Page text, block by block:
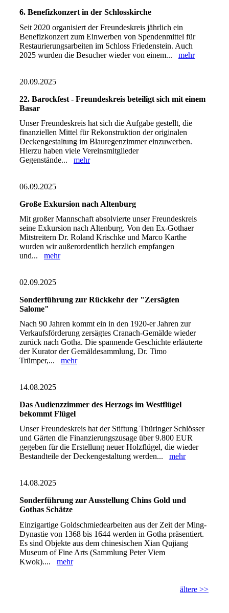
6. Benefizkonzert in der Schlosskirche
Seit 2020 organisiert der Freundeskreis jährlich ein
Benefizkonzert zum Einwerben von Spendenmittel für
Restaurierungsarbeiten im Schloss Friedenstein. Auch
2025 wurden die Besucher wieder von einem... mehr
20.09.2025
22. Barockfest - Freundeskreis beteiligt sich mit einem
Basar
Unser Freundeskreis hat sich die Aufgabe gestellt, die
finanziellen Mittel für Rekonstruktion der originalen
Deckengestaltung im Blauregenzimmer einzuwerben.
Hierzu haben viele Vereinsmitglieder
Gegenstände... mehr
06.09.2025
Große Exkursion nach Altenburg
Mit großer Mannschaft absolvierte unser Freundeskreis
seine Exkursion nach Altenburg. Von den Ex-Gothaer
Mitstreitern Dr. Roland Krischke und Marco Karthe
wurden wir außerordentlich herzlich empfangen
und... mehr
02.09.2025
Sonderführung zur Rückkehr der "Zersägten
Salome"
Nach 90 Jahren kommt ein in den 1920-er Jahren zur
Verkaufsförderung zersägtes Cranach-Gemälde wieder
zurück nach Gotha. Die spannende Geschichte erläuterte
der Kurator der Gemäldesammlung, Dr. Timo
Trümper,... mehr
14.08.2025
Das Audienzzimmer des Herzogs im Westflügel
bekommt Flügel
Unser Freundeskreis hat der Stiftung Thüringer Schlösser
und Gärten die Finanzierungszusage über 9.800 EUR
gegeben für die Erstellung neuer Holzflügel, die wieder
Bestandteile der Deckengestaltung werden... mehr
14.08.2025
Sonderführung zur Ausstellung Chins Gold und
Gothas Schätze
Einzigartige Goldschmiedearbeiten aus der Zeit der Ming-
Dynastie von 1368 bis 1644 werden in Gotha präsentiert.
Es sind Objekte aus dem chinesischen Xian Qujiang
Museum of Fine Arts (Sammlung Peter Viem
Kwok).... mehr
ältere >>